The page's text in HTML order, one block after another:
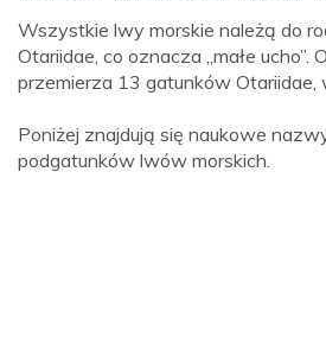
Wszystkie lwy morskie należą do
Otariidae, co oznacza „małe ucho”.
przemierza 13 gatunków Otariidae,
Poniżej znajdują się naukowe
podgatunków lwów morskich.